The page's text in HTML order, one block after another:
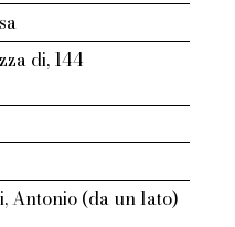
di, 144
Antonio (da un lato)